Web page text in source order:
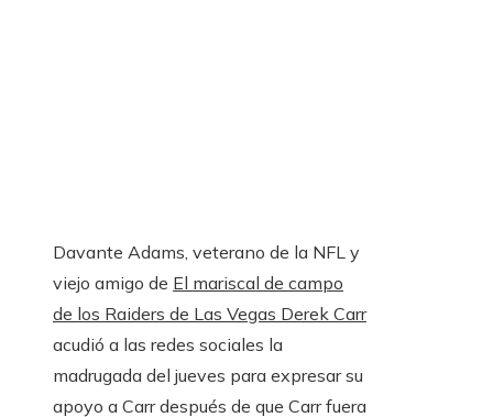
Davante Adams, veterano de la NFL y
viejo amigo de El mariscal de campo
de los Raiders de Las Vegas Derek Carr
acudió a las redes sociales la
madrugada del jueves para expresar su
apoyo a Carr después de que Carr fuera